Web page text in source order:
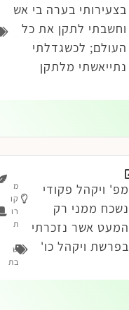
בצעירותי בערה בי אש
וחשבתי לתקן את כל
העולם; לכשגדלתי
נתייאשתי מלתקן
מפ' ויקהל פקודי
נשכח ממני רק
המעט אשר נזכרתי
בפרשת ויקהל כו'
מ
קו
רו
ת
ש
בת